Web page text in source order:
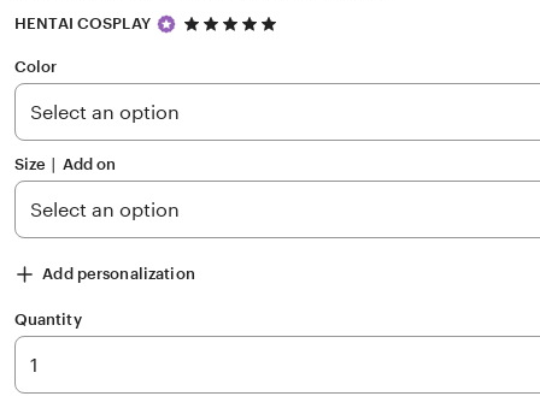
HENTAI COSPLAY
5
5
Color
Size ∣ Add on
Add personalization
Quantity